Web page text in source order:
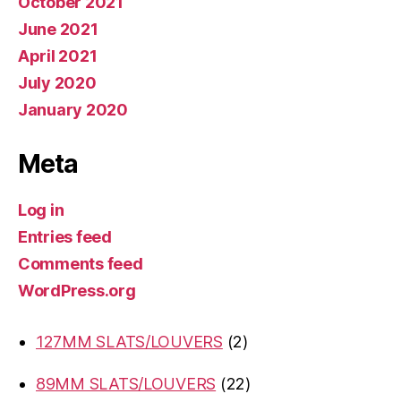
June 2021
April 2021
July 2020
January 2020
Meta
Log in
Entries feed
Comments feed
WordPress.org
127MM SLATS/LOUVERS 22
89MM SLATS/LOUVERS
2222